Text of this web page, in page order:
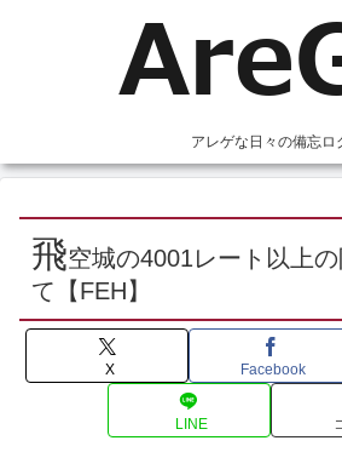
アレゲな日々の備忘ロ
飛空城の4001レート以上
て【FEH】
X Facebook
LINE